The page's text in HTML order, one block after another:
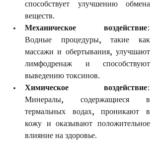
способствует улучшению обмена
веществ.
Механическое воздействие:
Водные процедуры, такие как
массажи и обертывания, улучшают
лимфодренаж и способствуют
выведению токсинов.
Химическое воздействие:
Минералы, содержащиеся в
термальных водах, проникают в
кожу и оказывают положительное
влияние на здоровье.